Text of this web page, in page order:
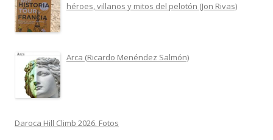
héroes, villanos y mitos del pelotón (Jon Rivas)
Arca (Ricardo Menéndez Salmón)
Daroca Hill Climb 2026. Fotos